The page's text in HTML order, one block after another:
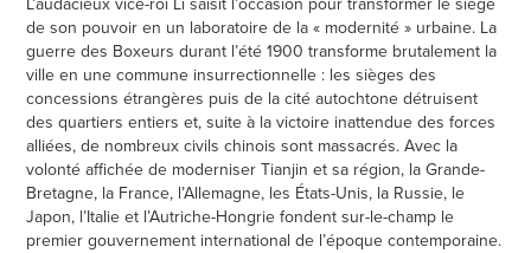
de son pouvoir en un laboratoire de la « modernité » urbaine. La
guerre des Boxeurs durant l’été 1900 transforme brutalement la
ville en une commune insurrectionnelle : les sièges des
concessions étrangères puis de la cité autochtone détruisent
des quartiers entiers et, suite à la victoire inattendue des forces
alliées, de nombreux civils chinois sont massacrés. Avec la
volonté affichée de moderniser Tianjin et sa région, la Grande-
Bretagne, la France, l’Allemagne, les États-Unis, la Russie, le
Japon, l’Italie et l’Autriche-Hongrie fondent sur-le-champ le
premier gouvernement international de l’époque contemporaine.